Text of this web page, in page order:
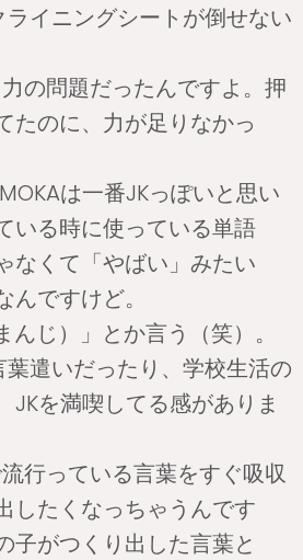
イニングシートが倒せない
の問題だったんですよ。押
たのに、力が足りなかっ
は一番JKっぽいと思い
いる時に使っている単語
なくて「やばい」みたい
ですけど。
じ）」とか言う（笑）。
遣いだったり、学校生活の
JKを満喫してる感がありま
行っている言葉をすぐ吸収
したくなっちゃうんです
子がつくり出した言葉と